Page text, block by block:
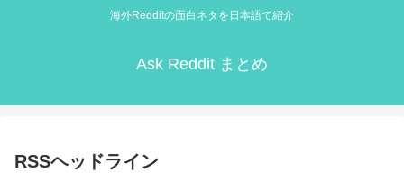
海外Redditの面白ネタを日本語で紹介
Ask Reddit まとめ
RSSヘッドライン